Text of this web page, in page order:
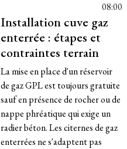
08:00
Installation cuve gaz
enterrée : étapes et
contraintes terrain
La mise en place d'un réservoir
de gaz GPL est toujours gratuite
sauf en présence de rocher ou de
nappe phréatique qui exige un
radier béton. Les citernes de gaz
enterrées ne s'adaptent pas